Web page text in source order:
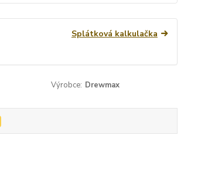
Splátková kalkulačka
Výrobce: Drewmax